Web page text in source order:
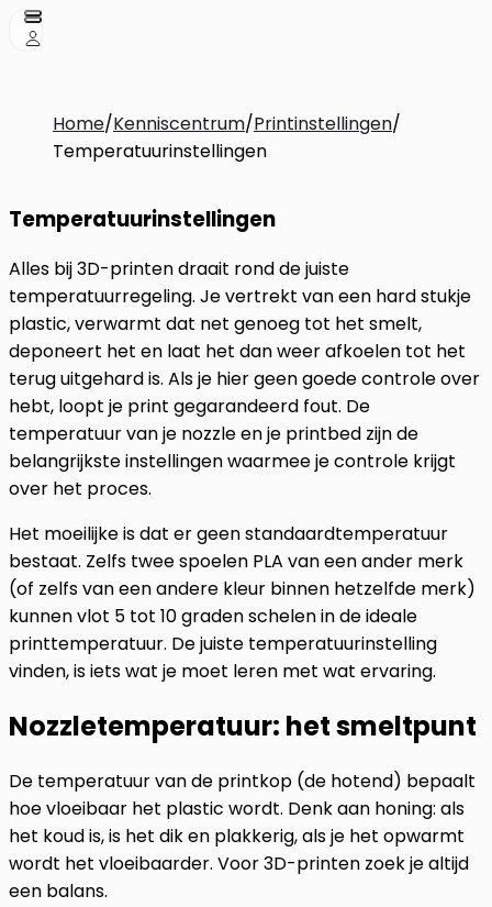
Home/Kenniscentrum/Printinstellingen/
Temperatuurinstellingen
Temperatuurinstellingen
Alles bij 3D-printen draait rond de juiste
temperatuurregeling. Je vertrekt van een hard stukje
plastic, verwarmt dat net genoeg tot het smelt,
deponeert het en laat het dan weer afkoelen tot het
terug uitgehard is. Als je hier geen goede controle over
hebt, loopt je print gegarandeerd fout. De
temperatuur van je nozzle en je printbed zijn de
belangrijkste instellingen waarmee je controle krijgt
over het proces.
Het moeilijke is dat er geen standaardtemperatuur
bestaat. Zelfs twee spoelen PLA van een ander merk
(of zelfs van een andere kleur binnen hetzelfde merk)
kunnen vlot 5 tot 10 graden schelen in de ideale
printtemperatuur. De juiste temperatuurinstelling
vinden, is iets wat je moet leren met wat ervaring.
Nozzletemperatuur: het smeltpunt
De temperatuur van de printkop (de hotend) bepaalt
hoe vloeibaar het plastic wordt. Denk aan honing: als
het koud is, is het dik en plakkerig, als je het opwarmt
wordt het vloeibaarder. Voor 3D-printen zoek je altijd
een balans.